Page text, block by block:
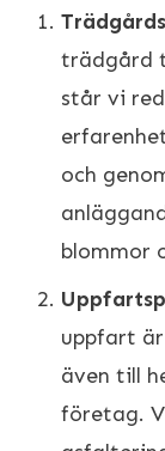
trädgård
står vi
och
blommor
uppfart
även till
företag.